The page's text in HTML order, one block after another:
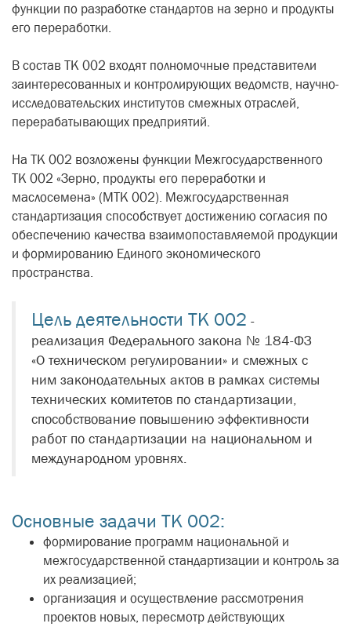
функции по разработке стандартов на зерно и продукты
его переработки.
В состав ТК 002 входят полномочные представители
заинтересованных и контролирующих ведомств, научно-
исследовательских институтов смежных отраслей,
перерабатывающих предприятий.
На ТК 002 возложены функции Межгосударственного
ТК 002 «Зерно, продукты его переработки и
маслосемена» (МТК 002). Межгосударственная
стандартизация способствует достижению согласия по
обеспечению качества взаимопоставляемой продукции
и формированию Единого экономического
пространства.
Цель деятельности ТК 002 -
реализация Федерального закона № 184-ФЗ
«О техническом регулировании» и смежных с
ним законодательных актов в рамках системы
технических комитетов по стандартизации,
способствование повышению эффективности
работ по стандартизации на национальном и
международном уровнях.
Основные задачи ТК 002:
формирование программ национальной и
межгосударственной стандартизации и контроль за
их реализацией;
организация и осуществление рассмотрения
проектов новых, пересмотр действующих